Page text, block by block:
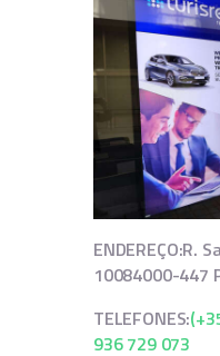
ENDEREÇO:R.
10084000-447
TELEFONES:
936 729 073